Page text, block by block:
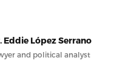
Eddie López Serrano
and political analyst